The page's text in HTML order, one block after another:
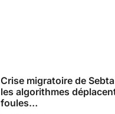
Crise migratoire de
les algorithmes
foules…